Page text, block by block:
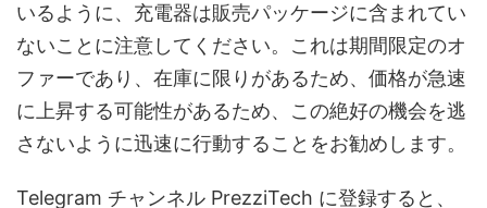
いるように、充電器は販売パッケージに含まれてい
ないことに注意してください。これは期間限定のオ
ファーであり、在庫に限りがあるため、価格が急速
に上昇する可能性があるため、この絶好の機会を逃
さないように迅速に行動することをお勧めします。
Telegram チャンネル PrezziTech に登録すると、